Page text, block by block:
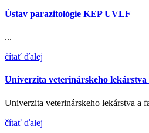
Ústav parazitológie KEP UVLF
...
čítať ďalej
Univerzita veterinárskeho
Univerzita veterinárskeho lekárstva a
čítať ďalej